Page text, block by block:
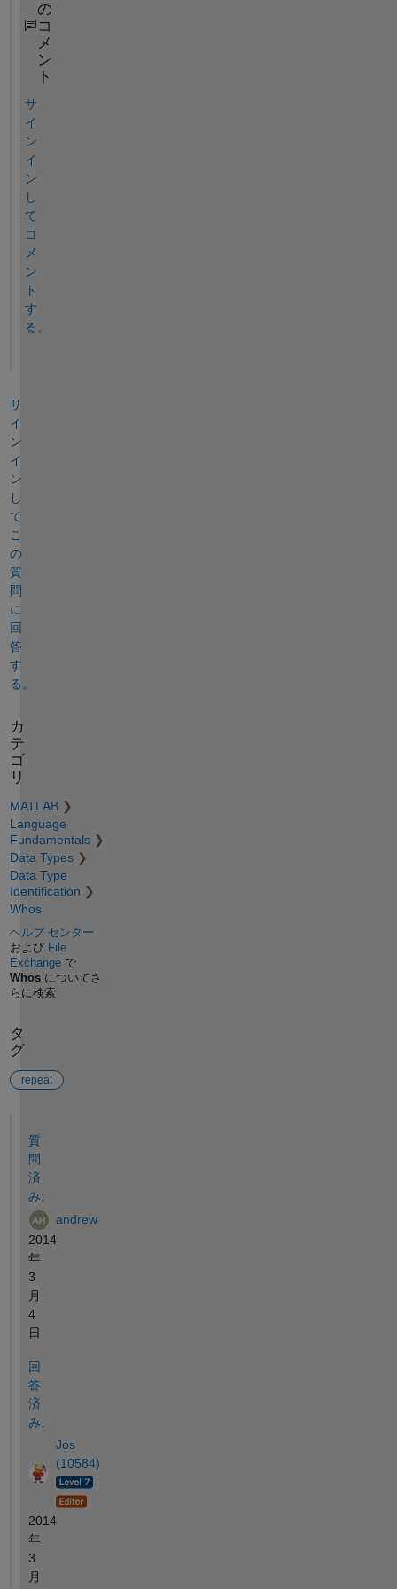
の
コ
メ
ン
ト
サ
イ
ン
イ
ン
し
て
コ
メ
ン
ト
す
る。
サ
イ
ン
イ
ン
し
て
こ
の
質
問
に
回
答
す
る。
カ
テ
ゴ
リ
MATLAB
Language
Fundamentals
Data Types
Data Type
Identification
Whos
ヘルプ センター
および File
Exchangeで
Whosについてさ
らに検索
タ
グ
repeat
質
問
済
み:
andrew
2014
年
3
月
4
日
回
答
済
み:
Jos
(10584)
2014
年
3
月